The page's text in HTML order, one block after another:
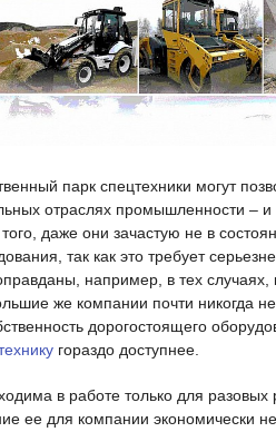
парк спецтехники могут
отраслях промышленности – и
даже они зачастую не в
так как это требует
например, в тех случаях,
же компании почти никогда
дорогостоящего
гораздо доступнее.
в работе только для
ее для компании экономически